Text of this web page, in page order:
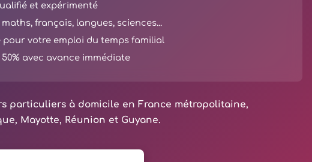
et expérimenté
français, langues, sciences...
votre emploi du temps familial
avec avance immédiate
particuliers à domicile en France métropolitaine,
Mayotte, Réunion et Guyane.